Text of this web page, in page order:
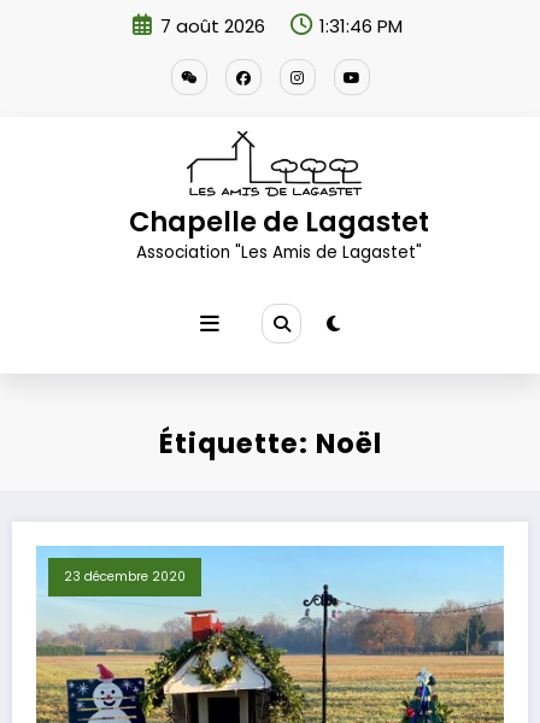
7 août 2026 1:31:46 PM
Chapelle de Lagastet
Association "Les Amis de Lagastet"
Étiquette: Noël
23 décembre 2020